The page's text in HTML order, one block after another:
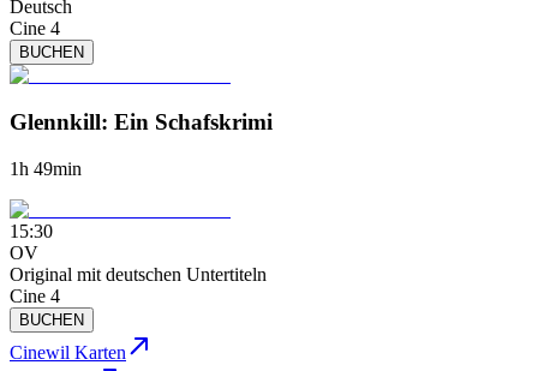
Deutsch
Cine 4
BUCHEN
Glennkill: Ein Schafskrimi
1h 49min
15:30
OV
Original mit deutschen Untertiteln
Cine 4
BUCHEN
Cinewil Karten